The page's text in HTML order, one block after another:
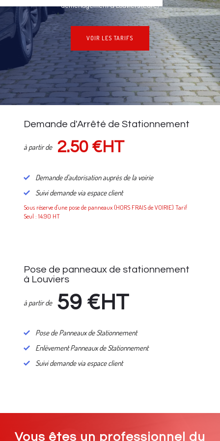
déménagement à Louviers (Eure)
VOIR LES TARIFS
NOS TARIFS
Demande d'Arrêté de Stationnement
à partir de 2.50 €HT
Demande d'autorisation auprès de la voirie
Suivi demande via espace client
Sous réserve d'une pose de panneaux (HORS FRAIS de VOIRIE) Tarif
Seul : 14.90 HT
Pose de panneaux de stationnement
à Louviers
à partir de 59 €HT
Pose de Panneaux de Stationnement
Enlèvement Panneaux de Stationnement
Suivi demande via espace client
Vous êtes un professionnel du